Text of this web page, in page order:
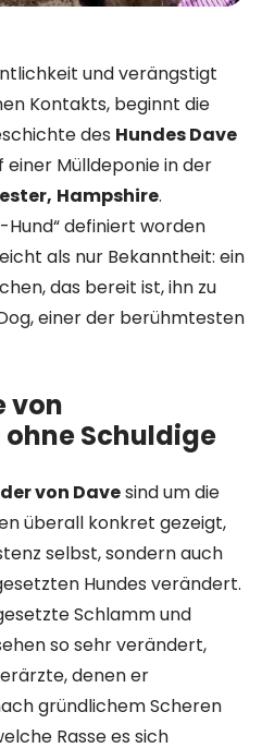
und verängstigt
Kontakts, beginnt die
des Hundes Dave
einer Mülldeponie in der
Hampshire.
Hund“ definiert worden
als nur Bekanntheit: ein
das bereit ist, ihn zu
einer der berühmtesten
von
Schuldige
von Davesind um die
überall konkret gezeigt,
selbst, sondern auch
Hundes verändert.
Schlamm und
so sehr verändert,
denen er
gründlichem Scheren
Rasse es sich